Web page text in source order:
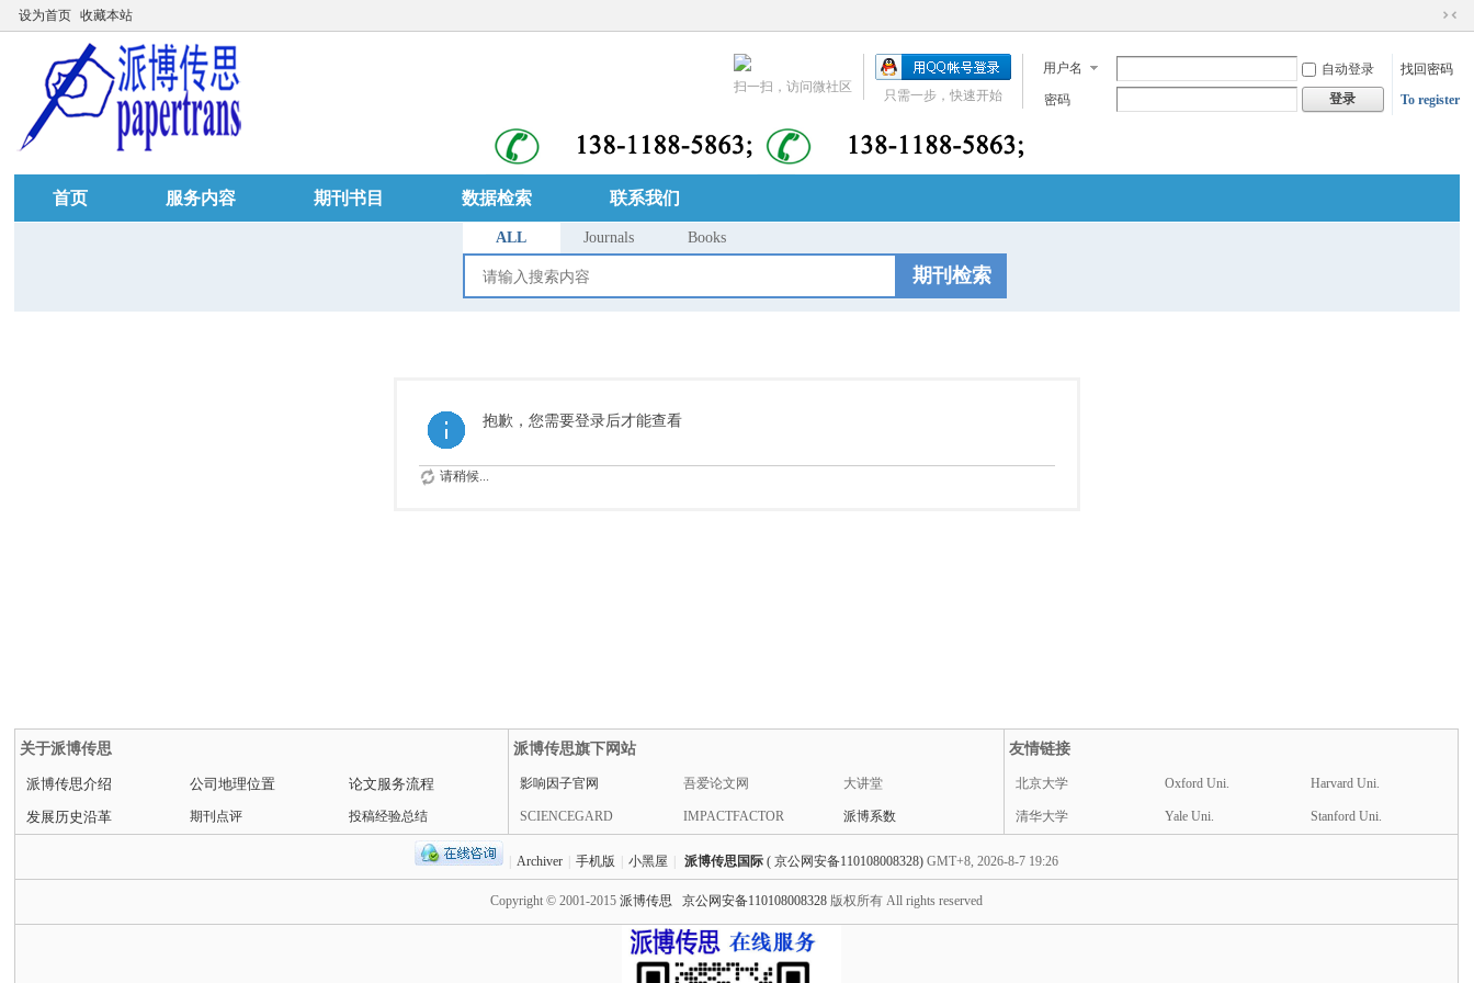
设为首页 收藏本站
切
到
窄
用户名 自动登录
找回密码
密码
登录 To register
只需一步，快速开始
扫一扫，访问微社区
首页 服务内容 期刊书目 数据检索 联系我们
ALL Journals Books
期刊检索
抱歉，您需要登录后才能查看
请稍候...
关于派博传思 派博传思旗下网站 友情链接
派博传思介绍 公司地理位置 论文服务流程 影响因子官网 吾爱论文网 大讲堂 北京大学 Oxford Uni. Harvard Uni.
发展历史沿革 期刊点评 投稿经验总结 SCIENCEGARD IMPACTFACTOR 派博系数 清华大学 Yale Uni. Stanford Uni.
Archiver 手机版 小黑屋 派博传思国际 ( 京公网安备110108008328) GMT+8, 2026-8-7 19:26
Copyright © 2001-2015派博传思 京公网安备110108008328 版权所有 All rights reserved